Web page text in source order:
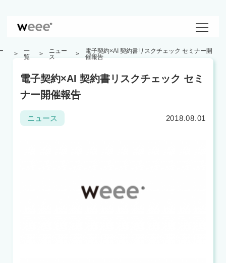
一
覧
ニュー
ス
電子契約×AI 契約書リスクチェック セミナー開
催報告
電子契約×AI 契約書リスクチェック セミ
ナー開催報告
ニュース 2018.08.01